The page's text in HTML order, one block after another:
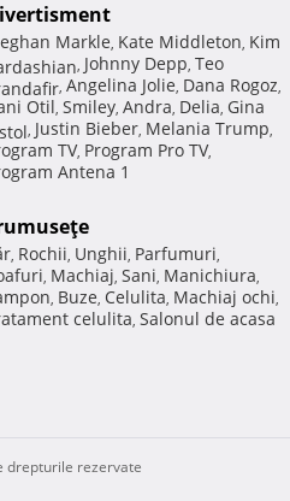
Markle, Kate Middleton, Kim
, Johnny Depp, Teo
, Angelina Jolie, Dana Rogoz,
Otil, Smiley, Andra, Delia, Gina
, Justin Bieber, Melania Trump,
TV, Program Pro TV,
Antena 1
, Rochii, Unghii, Parfumuri,
, Machiaj, Sani, Manichiura,
, Buze, Celulita, Machiaj ochi,
celulita, Salonul de acasa
drepturile rezervate